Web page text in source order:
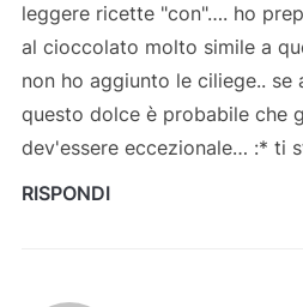
leggere ricette "con"…. ho
al cioccolato molto simile a
non ho aggiunto le ciliege.. se
questo dolce è probabile che
dev'essere eccezionale… :* ti
RISPONDI